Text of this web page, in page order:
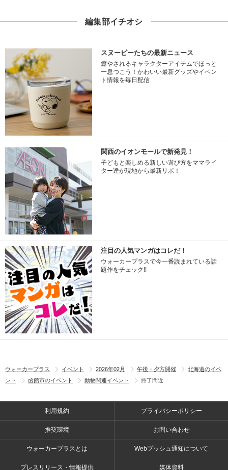
編集部イチオシ
スヌーピーたちの最新ニュース
癒やされるキャラクターアイテムでほっと
一息つこう！かわいい最新グッズやイベン
ト情報を毎日配信
関西のイオンモールで新発見！
子どもと楽しめる新しい遊び方をママライ
ター達が現地から最新リポ！
注目の人気マンガはコレだ！
ウォーカープラスで今一番読まれている話
題作をチェック!!
ウォーカープラス イベント 2026年02月 午後・夕方開催
北海道のイベ
ント
函館市のイベント 動物関連イベント 終了間近
利用規約 プライバシーポリシー
推奨環境 お問い合わせ
ウォーカープラスとは Webプッシュ通知について
プレスリリース・情報提供 媒体資料